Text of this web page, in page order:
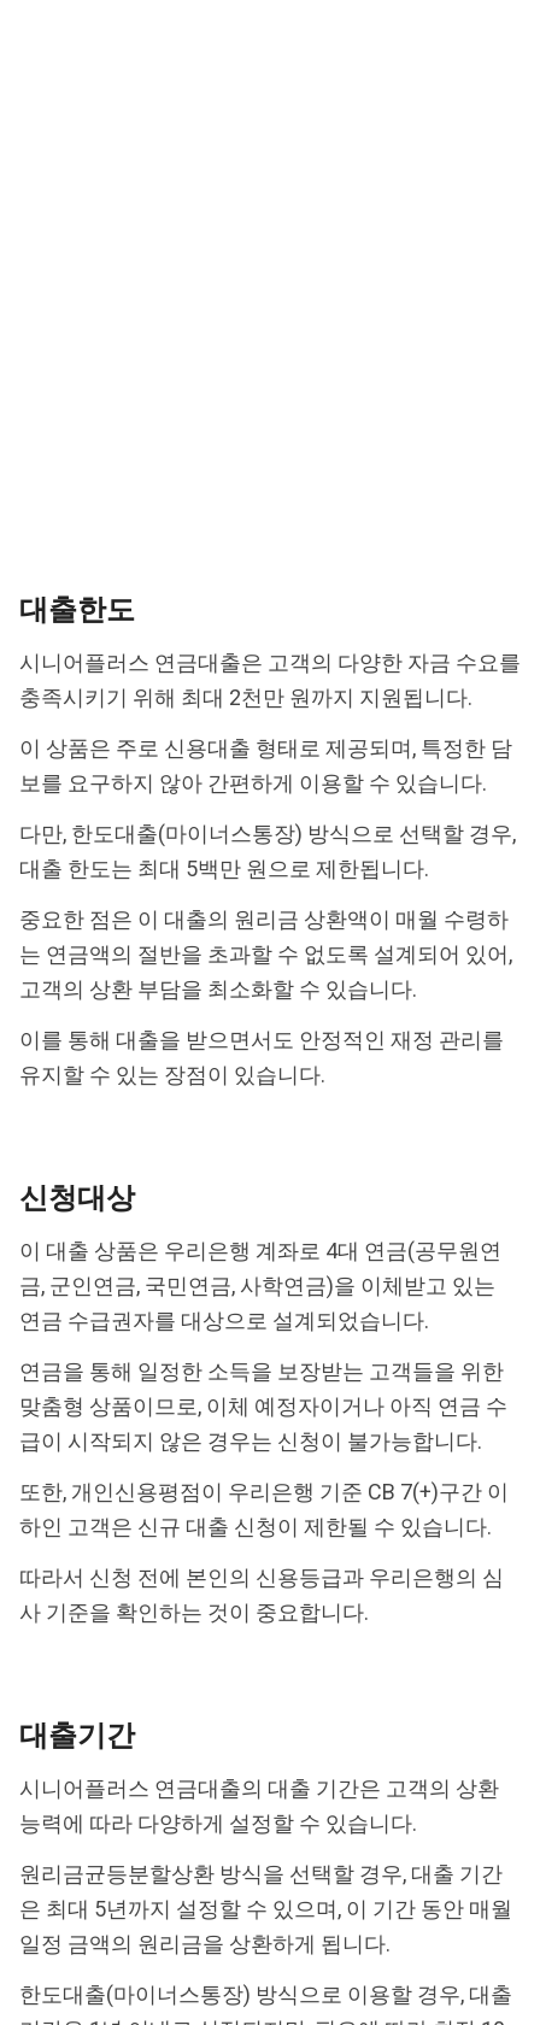
대출한도
시니어플러스 연금대출은 고객의 다양한 자금 수요를
충족시키기 위해 최대 2천만 원까지 지원됩니다.
이 상품은 주로 신용대출 형태로 제공되며, 특정한 담
보를 요구하지 않아 간편하게 이용할 수 있습니다.
다만, 한도대출(마이너스통장) 방식으로 선택할 경우,
대출 한도는 최대 5백만 원으로 제한됩니다.
중요한 점은 이 대출의 원리금 상환액이 매월 수령하
는 연금액의 절반을 초과할 수 없도록 설계되어 있어,
고객의 상환 부담을 최소화할 수 있습니다.
이를 통해 대출을 받으면서도 안정적인 재정 관리를
유지할 수 있는 장점이 있습니다.
신청대상
이 대출 상품은 우리은행 계좌로 4대 연금(공무원연
금, 군인연금, 국민연금, 사학연금)을 이체받고 있는
연금 수급권자를 대상으로 설계되었습니다.
연금을 통해 일정한 소득을 보장받는 고객들을 위한
맞춤형 상품이므로, 이체 예정자이거나 아직 연금 수
급이 시작되지 않은 경우는 신청이 불가능합니다.
또한, 개인신용평점이 우리은행 기준 CB 7(+)구간 이
하인 고객은 신규 대출 신청이 제한될 수 있습니다.
따라서 신청 전에 본인의 신용등급과 우리은행의 심
사 기준을 확인하는 것이 중요합니다.
대출기간
시니어플러스 연금대출의 대출 기간은 고객의 상환
능력에 따라 다양하게 설정할 수 있습니다.
원리금균등분할상환 방식을 선택할 경우, 대출 기간
은 최대 5년까지 설정할 수 있으며, 이 기간 동안 매월
일정 금액의 원리금을 상환하게 됩니다.
한도대출(마이너스통장) 방식으로 이용할 경우, 대출